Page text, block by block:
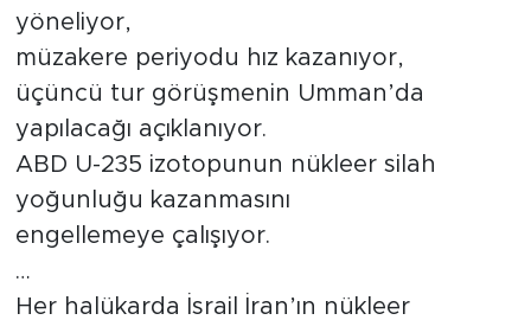
yöneliyor,
müzakere periyodu hız kazanıyor,
üçüncü tur görüşmenin Umman’da
yapılacağı açıklanıyor.
ABD U-235 izotopunun nükleer silah
yoğunluğu kazanmasını
engellemeye çalışıyor.
…
Her halükarda İsrail İran’ın nükleer